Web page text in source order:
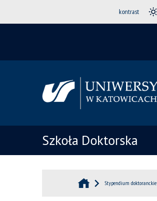
kontrast
Szkoła Doktorska
Stypendium